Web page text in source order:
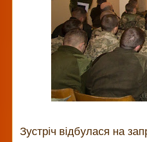
Зустріч відбулася на